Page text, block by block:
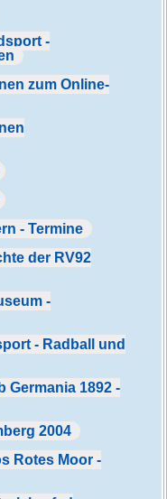
-
zum Online-
- Termine
der RV92
-
- Radball und
Germania 1892 -
2004
Rotes Moor -